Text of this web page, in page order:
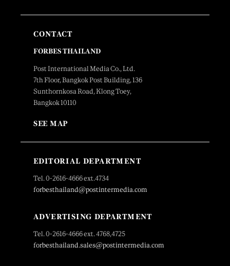
CONTACT
FORBES THAILAND
Post International Media Co., Ltd.
7th Floor, Bangkok Post Building, 136
Sunthornkosa Road, Klong Toey,
Bangkok 10110
SEE MAP
EDITORIAL DEPARTMENT
Tel. 0-2616-4666 ext.4734
forbesthailand@postintermedia.com
ADVERTISING DEPARTMENT
Tel. 0-2616-4666 ext. 4768,4725
forbesthailand.sales@postintermedia.com